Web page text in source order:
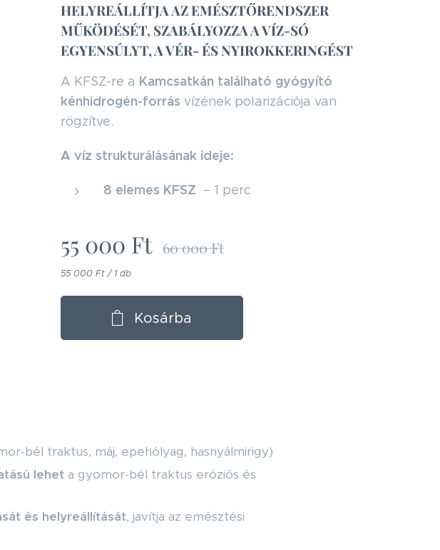
HELYREÁLLÍTJA AZ EMÉSZTŐRENDSZER
MŰKÖDÉSÉT, SZABÁLYOZZA A VÍZ-SÓ
EGYENSÚLYT, A VÉR- ÉS NYIROKKERINGÉST
A KFSZ-re a Kamcsatkán található gyógyító
kénhidrogén-forrás vízének polarizációja van
rögzítve.
A víz strukturálásának ideje:
8 elemes KFSZ – 1 perc
55 000 Ft 60 000Ft
55 000 Ft / 1 db
Kosárba
bél traktus, máj, epehólyag, hasnyálmirigy)
lehet a gyomor-bél traktus eróziós és
és helyreállítását, javítja az emésztési